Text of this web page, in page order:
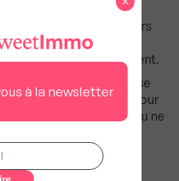
: le marché offre
2021-2022, les vendeurs
négociation, mais la
être sécurisée rapidement.
commence déjà à se
de 2027. Pour
son ensemble, l’enjeu ne
électorale elle-
et la visibilité qu’elle
à la newsletter